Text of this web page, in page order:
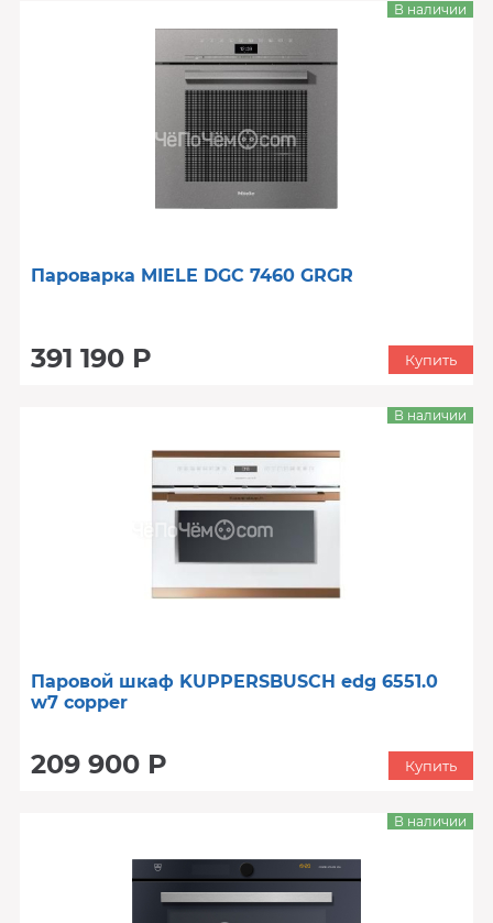
Пароварка MIELE DGC 7460 GRGR
391 190 Р
В наличии
Купить
Паровой шкаф KUPPERSBUSCH edg 6551.0
w7 copper
209 900 Р
В наличии
Купить
В наличии